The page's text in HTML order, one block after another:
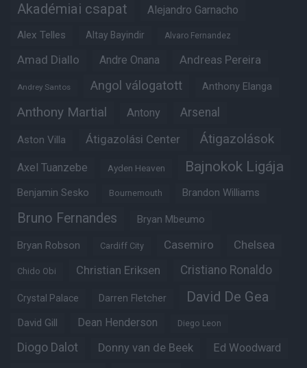
Akadémiai csapat Alejandro Garnacho
Alex Telles Altay Bayindir Alvaro Fernandez
Amad Diallo Andre Onana Andreas Pereira
Andrey Santos Angol válogatott Anthony Elanga
Anthony Martial Antony Arsenal
Aston Villa Átigazolási Center Átigazolások
Axel Tuanzebe Ayden Heaven Bajnokok Ligája
Benjamin Sesko Bournemouth Brandon Williams
Bruno Fernandes Bryan Mbeumo
Bryan Robson Cardiff City Casemiro Chelsea
Chido Obi Christian Eriksen Cristiano Ronaldo
Crystal Palace Darren Fletcher David De Gea
David Gill Dean Henderson Diego Leon
Diogo Dalot Donny van de Beek Ed Woodward